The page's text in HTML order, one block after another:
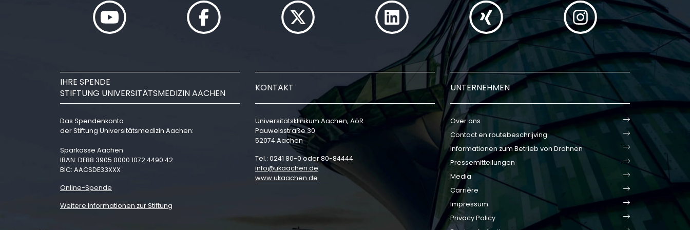
IHRE SPENDE
STIFTUNG UNIVERSITÄTSMEDIZIN AACHEN
Das Spendenkonto
der Stiftung Universitätsmedizin Aachen:
Sparkasse Aachen
IBAN: DE88 3905 0000 1072 4490 42
BIC: AACSDE33XXX
Online-Spende
Weitere Informationen zur Stiftung
KONTAKT
Universitätsklinikum Aachen, AöR
Pauwelsstraße 30
52074 Aachen
Tel.: 0241 80-0 oder 80-84444
info
ukaachen de
www.ukaachen.de
UNTERNEHMEN
Over ons
Contact en routebeschrijving
Informationen zum Betrieb von Drohnen
Pressemitteilungen
Media
Carrière
Impressum
Privacy Policy